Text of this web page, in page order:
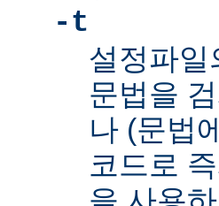
-t
설정파일
문법을
나 (문법
코드로